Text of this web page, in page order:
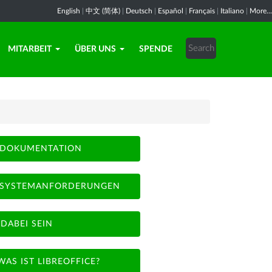
English 中文 (简体) Deutsch Español Français Italiano More...
MITARBEIT ÜBER UNS SPENDE
DOKUMENTATION
SYSTEMANFORDERUNGEN
DABEI SEIN
IST LIBREOFFICE?